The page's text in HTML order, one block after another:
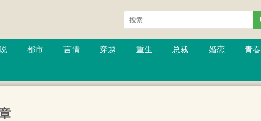
都市 言情 穿越 重生 总裁 婚恋 青春